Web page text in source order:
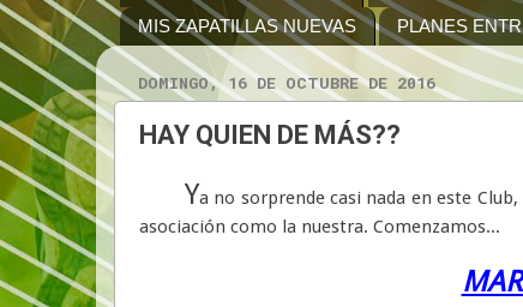
MIS ZAPATILLAS NUEVAS
PLANES
DOMINGO, 16 DE OCTUBRE DE 2016
HAY QUIEN DE MÁS??
Ya no sorprende casi nada en este
asociación como la nuestra. Comenzamos...